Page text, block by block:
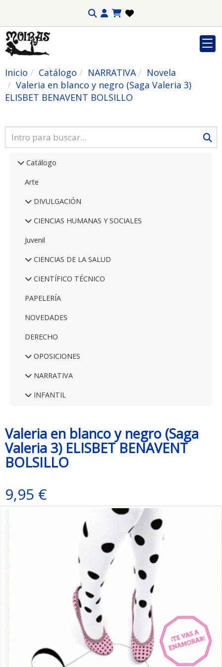
Inicio Catálogo NARRATIVA
Novela
Valeria en blanco y negro (Saga Valeria 3)
ELISBET BENAVENT BOLSILLO
Catálogo
Arte
DIVULGACIÓN
CIENCIAS HUMANAS Y SOCIALES
Juvenil
CIENCIAS DE LA SALUD
CIENTÍFICO TÉCNICO
PAPELERÍA
NOVEDADES
DERECHO
OPOSICIONES
NARRATIVA
INFANTIL
Valeria en blanco y negro (Saga
Valeria 3) ELISBET BENAVENT
BOLSILLO
9,95 €